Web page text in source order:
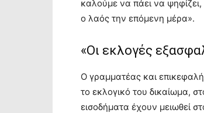
καλούμε να πάει να
ο λαός την επόμενη μέρα».
«Οι εκλογές
Ο γραμματέας και
το εκλογικό του δικαίωμα,
εισοδήματα έχουν μειωθεί